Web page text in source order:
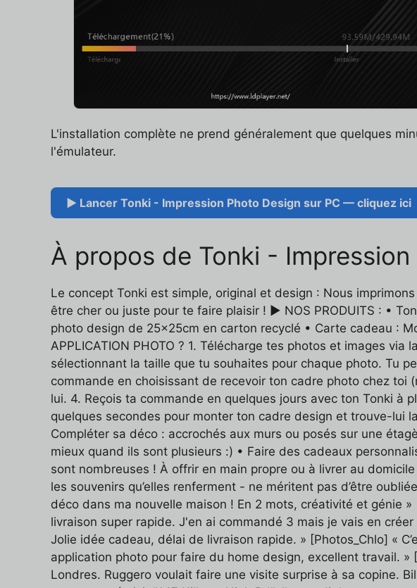
L'installation complète ne prend généralement que quelques
l'émulateur.
▶ Lancer Tonki - Impression Photo Design sur PC — cliquez ici
À propos de Tonki -
Le concept Tonki est simple, original et design : Nous
être cher ou juste pour te faire plaisir ! ► NOS PRODUITS : •
photo design de 25x25cm en carton recyclé • Carte cadeau :
APPLICATION PHOTO ? 1. Télécharge tes photos et images
sélectionnant la taille que tu souhaites pour chaque photo. Tu
commande en choisissant de recevoir ton cadre photo chez toi
lui. 4. Reçois ta commande en quelques jours avec ton Tonki
quelques secondes pour monter ton cadre design et trouve-lui
Compléter sa déco : accrochés aux murs ou posés sur une
mieux quand ils sont plusieurs :) • Faire des cadeaux
sont nombreuses ! À offrir en main propre ou à livrer au
les souvenirs qu’elles renferment - ne méritent pas d’être
déco dans ma nouvelle maison ! En 2 mots, créativité et génie
livraison super rapide. J'en ai commandé 3 mais je vais en
Jolie idée cadeau, délai de livraison rapide. » [Photos_Chlo] «
application photo pour faire du home design, excellent travail. »
Londres. Ruggero voulait faire une visite surprise à sa copine.